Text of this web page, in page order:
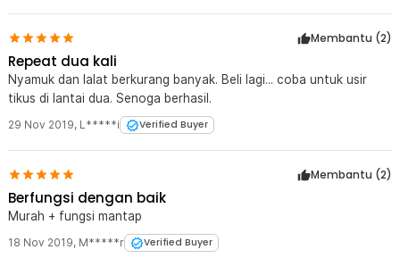
Membantu (2)
Repeat dua kali
Nyamuk dan lalat berkurang banyak. Beli lagi... coba untuk usir
tikus di lantai dua. Senoga berhasil.
29 Nov 2019, L*****i Verified Buyer
Membantu (2)
Berfungsi dengan baik
Murah + fungsi mantap
18 Nov 2019, M*****r Verified Buyer